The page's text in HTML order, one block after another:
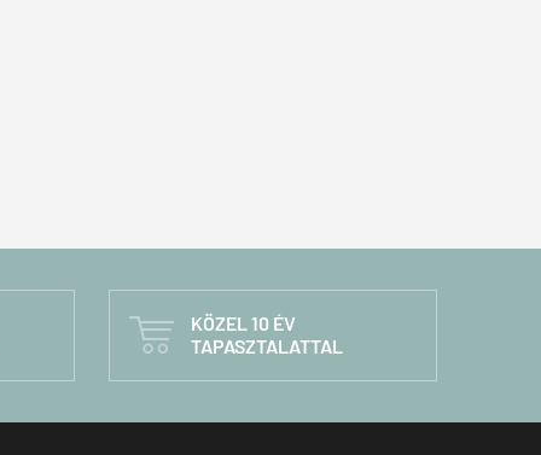

KÖZEL 10 ÉV
TAPASZTALATTAL